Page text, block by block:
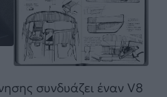
συνδυάζει έναν V8